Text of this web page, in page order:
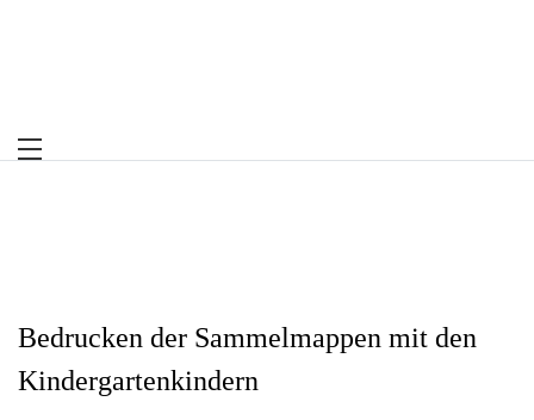
Bedrucken der Sammelmappen mit den
Kindergartenkindern